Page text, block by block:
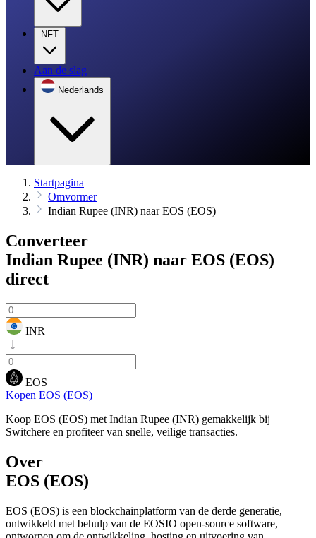
NFT
Aan de slag
Nederlands
Startpagina
Omvormer
Indian Rupee (INR) naar EOS (EOS)
Converteer
Indian Rupee (INR) naar EOS (EOS)
direct
INR
EOS
Kopen EOS (EOS)
Koop EOS (EOS) met Indian Rupee (INR) gemakkelijk bij
Switchere en profiteer van snelle, veilige transacties.
Over
EOS (EOS)
EOS (EOS) is een blockchainplatform van de derde generatie,
ontwikkeld met behulp van de EOSIO open-source software,